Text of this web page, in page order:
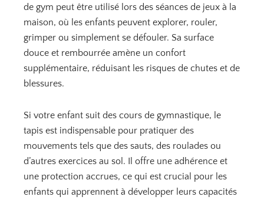
de gym peut être utilisé lors des séances de jeux à la
maison, où les enfants peuvent explorer, rouler,
grimper ou simplement se défouler. Sa surface
douce et rembourrée amène un confort
supplémentaire, réduisant les risques de chutes et de
blessures.
Si votre enfant suit des cours de gymnastique, le
tapis est indispensable pour pratiquer des
mouvements tels que des sauts, des roulades ou
d’autres exercices au sol. Il offre une adhérence et
une protection accrues, ce qui est crucial pour les
enfants qui apprennent à développer leurs capacités